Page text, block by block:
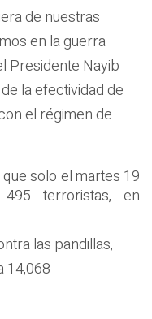
de nuestras
en la guerra
Presidente Nayib
la efectividad de
el régimen de
solo el martes 19
terroristas, en
las pandillas,
14,068